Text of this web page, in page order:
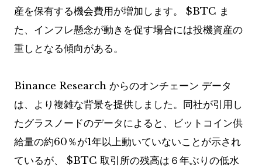
産を保有する機会費用が増加します。 $BTC ま
た、インフレ懸念が動きを促す場合には投機資産の
重しとなる傾向がある。
Binance Research からのオンチェーン データ
は、より複雑な背景を提供しました。同社が引用し
たグラスノードのデータによると、ビットコイン供
給量の約60％が1年以上動いていないことが示され
ているが、 $BTC 取引所の残高は６年ぶりの低水